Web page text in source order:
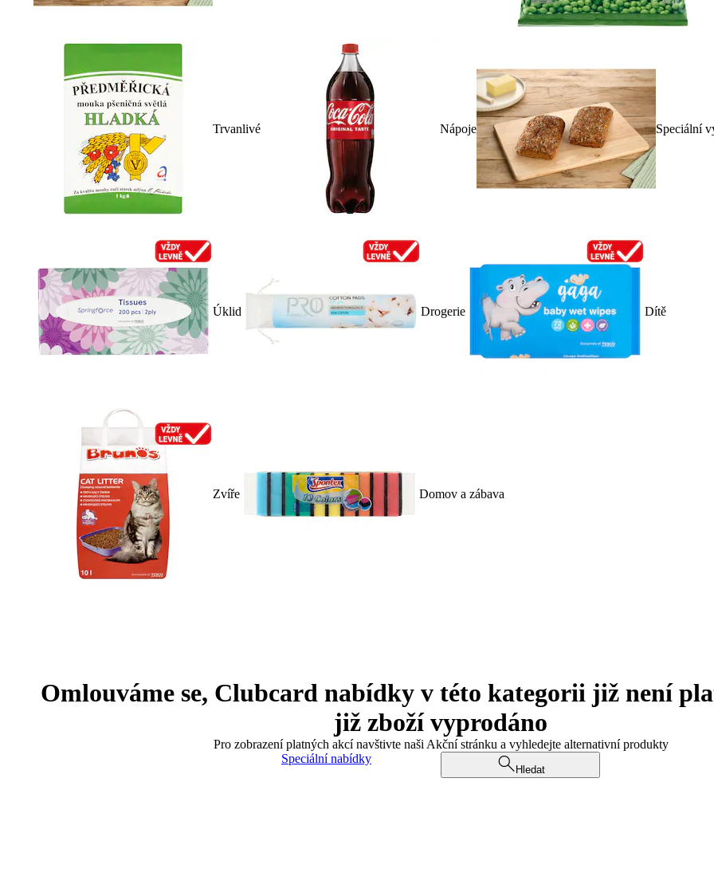
Trvanlivé Nápoje Speciální
Úklid Drogerie Dítě
Zvíře Domov a zábava
Omlouváme se, Clubcard nabídky v této kategorii již není
již zboží vyprodáno
Pro zobrazení platných akcí navštivte naši Akční stránku a vyhledejte alternativní produkty
Speciální nabídky
Hledat